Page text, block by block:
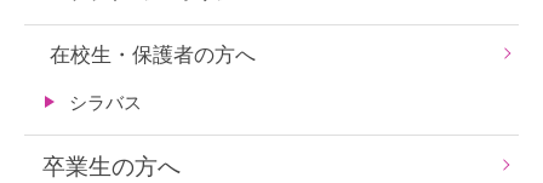
在校生・保護者の方へ
シラバス
卒業生の方へ